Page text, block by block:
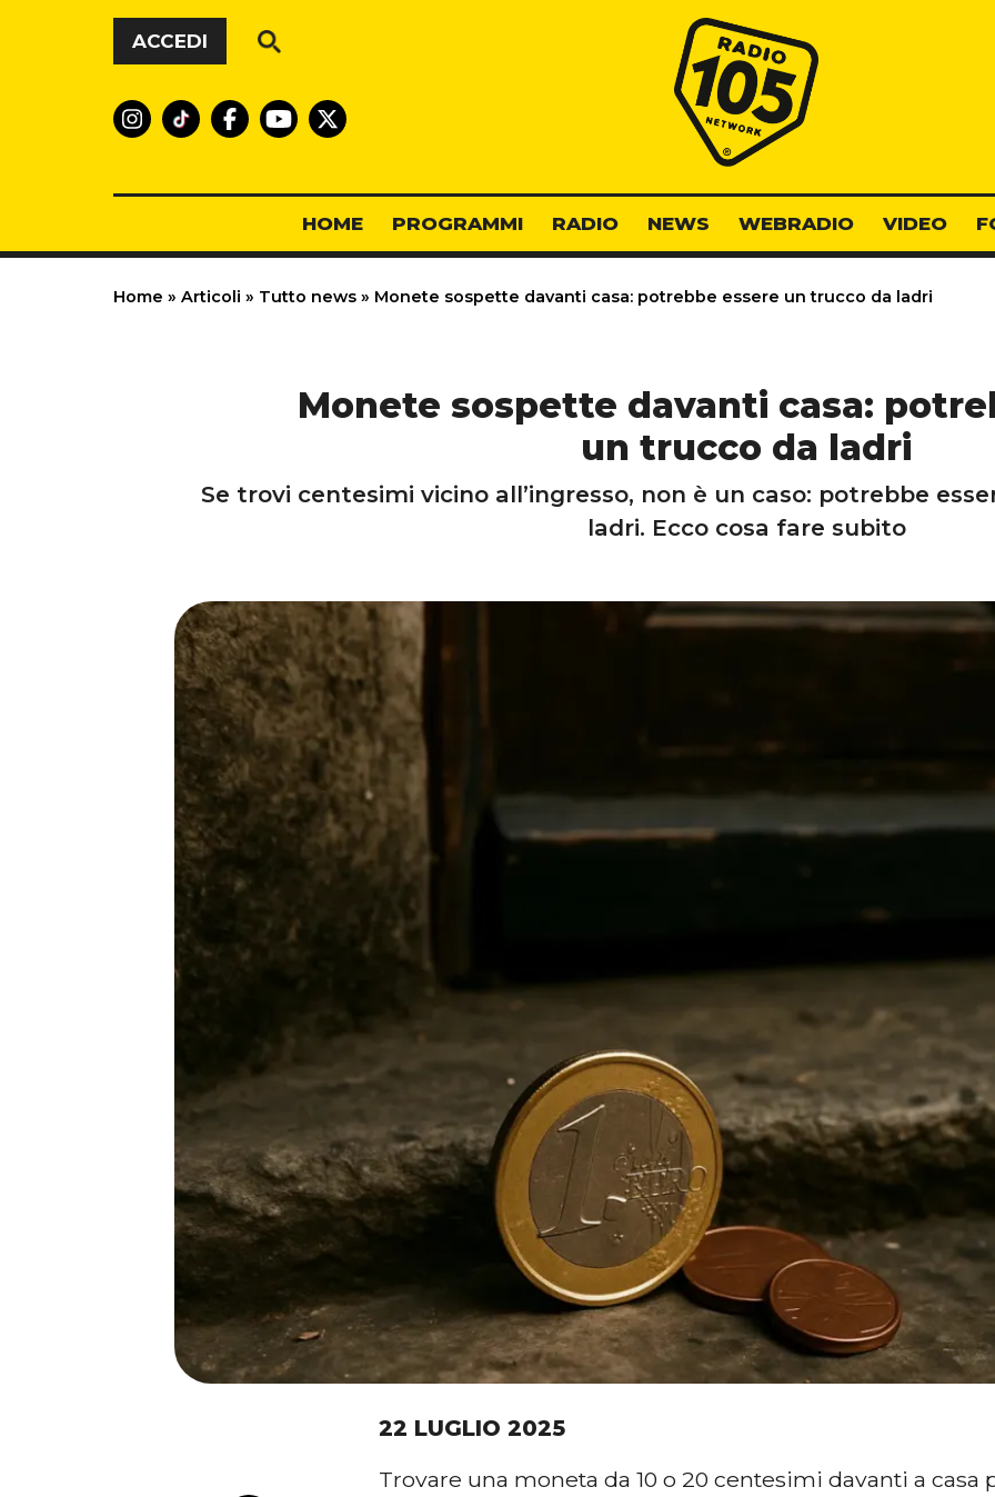
Vai al contenuto
ACCEDI
Radio 105
HOME PROGRAMMI RADIO NEWS WEBRADIO VIDEO
Home » Articoli » Tutto news » Monete sospette davanti casa: potrebbe essere un trucco da ladri
Monete sospette davanti casa:
un trucco da ladri
Se trovi centesimi vicino all’ingresso, non è un caso: potrebbe
ladri. Ecco cosa fare subito
22 LUGLIO 2025
Trovare una moneta da 10 o 20 centesimi davanti a